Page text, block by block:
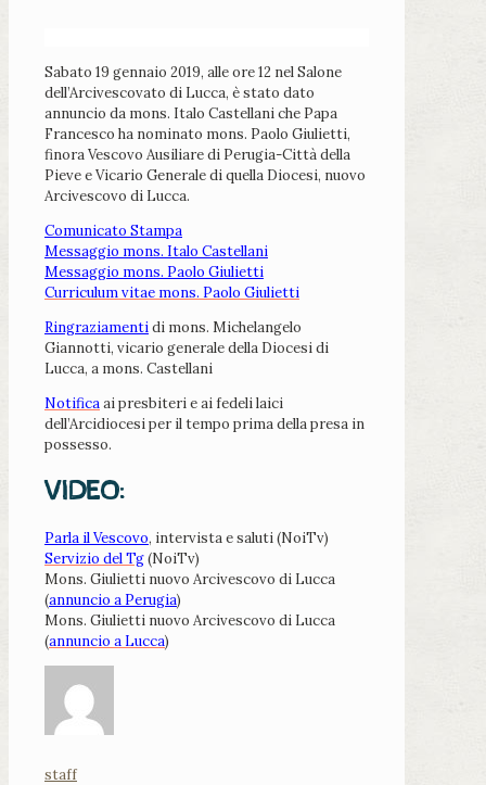
Sabato 19 gennaio 2019, alle ore 12 nel Salone
dell’Arcivescovato di Lucca, è stato dato
annuncio da mons. Italo Castellani che Papa
Francesco ha nominato mons. Paolo Giulietti,
finora Vescovo Ausiliare di Perugia-Città della
Pieve e Vicario Generale di quella Diocesi, nuovo
Arcivescovo di Lucca.
Comunicato Stampa
Messaggio mons. Italo Castellani
Messaggio mons. Paolo Giulietti
Curriculum vitae mons. Paolo Giulietti
Ringraziamentidi mons. Michelangelo
Giannotti, vicario generale della Diocesi di
Lucca, a mons. Castellani
Notificaai presbiteri e ai fedeli laici
dell’Arcidiocesi per il tempo prima della presa in
possesso.
VIDEO:
Parla il Vescovo, intervista e saluti (NoiTv)
Servizio del Tg(NoiTv)
Mons. Giulietti nuovo Arcivescovo di Lucca
(annuncio a Perugia)
Mons. Giulietti nuovo Arcivescovo di Lucca
(annuncio a Lucca)
staff